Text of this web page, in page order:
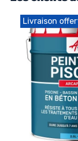
Livraison